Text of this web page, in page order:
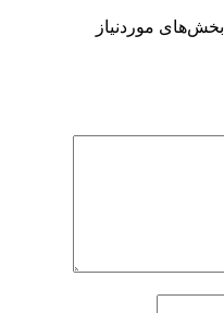
بخش‌های موردنیاز